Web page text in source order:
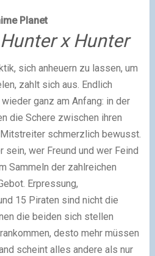
Planet
Hunter x Hunter
sich anheuern zu lassen, um
zahlt sich aus. Endlich
ganz am Anfang: in der
die Schere zwischen ihren
schmerzlich bewusst.
sein, wer Freund und wer Feind
Sammeln der zahlreichen
Erpressung,
15 Piraten sind nicht die
die beiden sich stellen
desto mehr müssen
scheint alles andere als nur